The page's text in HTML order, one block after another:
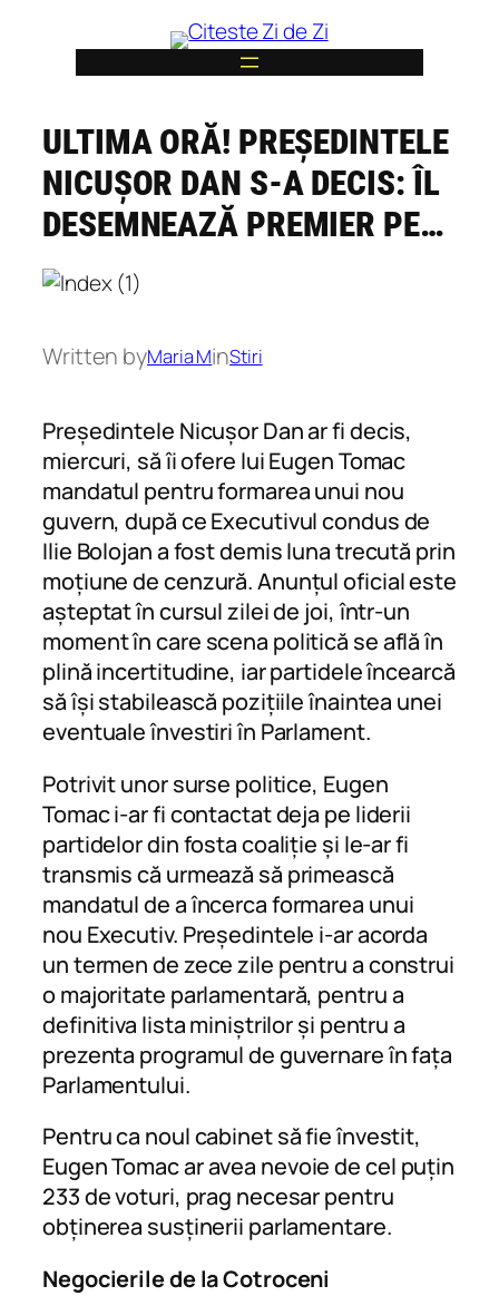
content
ULTIMA ORĂ! PREȘEDINTELE
NICUȘOR DAN S-A DECIS: ÎL
DESEMNEAZĂ PREMIER PE…
Written byMaria MinStiri
Președintele Nicușor Dan ar fi decis,
miercuri, să îi ofere lui Eugen Tomac
mandatul pentru formarea unui nou
guvern, după ce Executivul condus de
Ilie Bolojan a fost demis luna trecută prin
moțiune de cenzură. Anunțul oficial este
așteptat în cursul zilei de joi, într-un
moment în care scena politică se află în
plină incertitudine, iar partidele încearcă
să își stabilească pozițiile înaintea unei
eventuale învestiri în Parlament.
Potrivit unor surse politice, Eugen
Tomac i-ar fi contactat deja pe liderii
partidelor din fosta coaliție și le-ar fi
transmis că urmează să primească
mandatul de a încerca formarea unui
nou Executiv. Președintele i-ar acorda
un termen de zece zile pentru a construi
o majoritate parlamentară, pentru a
definitiva lista miniștrilor și pentru a
prezenta programul de guvernare în fața
Parlamentului.
Pentru ca noul cabinet să fie învestit,
Eugen Tomac ar avea nevoie de cel puțin
233 de voturi, prag necesar pentru
obținerea susținerii parlamentare.
Negocierile de la Cotroceni
6